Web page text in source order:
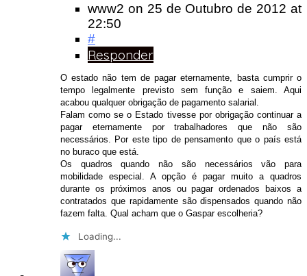
www2 on 25 de Outubro de 2012at
22:50
#
Responder
O estado não tem de pagar eternamente, basta cumprir o
tempo legalmente previsto sem função e saiem. Aqui
acabou qualquer obrigação de pagamento salarial.
Falam como se o Estado tivesse por obrigação continuar a
pagar eternamente por trabalhadores que não são
necessários. Por este tipo de pensamento que o país está
no buraco que está.
Os quadros quando não são necessários vão para
mobilidade especial. A opção é pagar muito a quadros
durante os próximos anos ou pagar ordenados baixos a
contratados que rapidamente são dispensados quando não
fazem falta. Qual acham que o Gaspar escolheria?
Loading...